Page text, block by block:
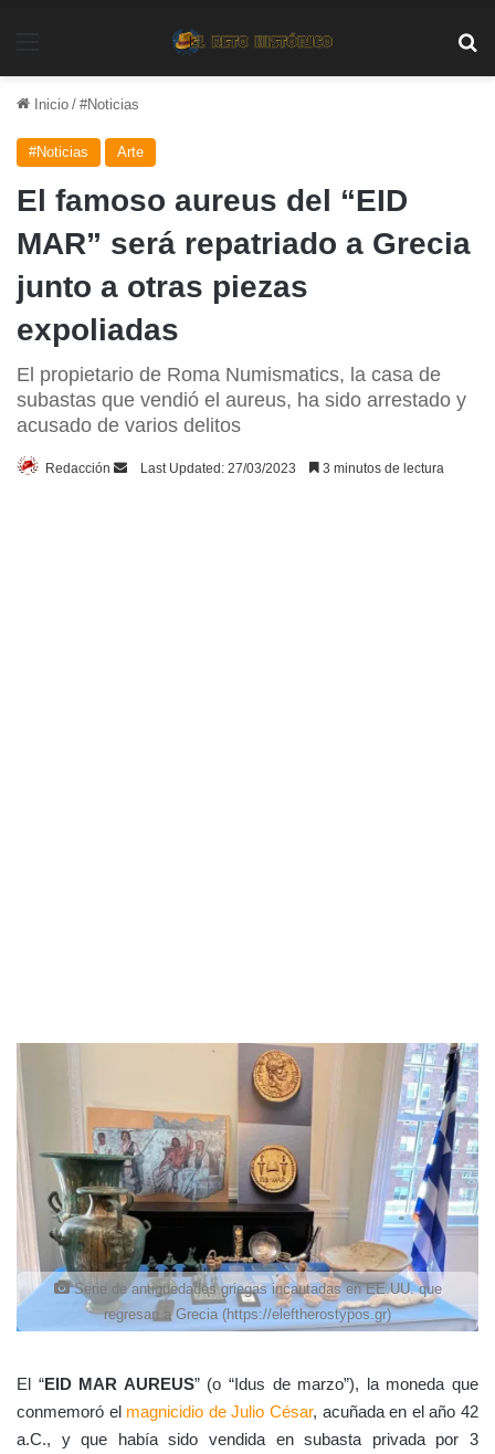
Inicio / #Noticias
#Noticias Arte
El famoso aureus del “EID
MAR” será repatriado a Grecia
junto a otras piezas
expoliadas
El propietario de Roma Numismatics, la casa de
subastas que vendió el aureus, ha sido arrestado y
acusado de varios delitos
Redacción
SendLast Updated: 27/03/2023 3 minutos de lectura
Serie de antigüedades griegas incautadas en EE.UU. que
regresan a Grecia (https://eleftherostypos.gr)
El “EID MAR AUREUS” (o “Idus de marzo”), la moneda que
conmemoró el magnicidio de Julio César, acuñada en el año 42
a.C., y que había sido vendida en subasta privada por 3